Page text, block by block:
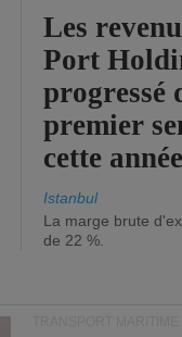
Les
Port
progressé
premier
cette
Istanbul
La marge brute
de 22 %.